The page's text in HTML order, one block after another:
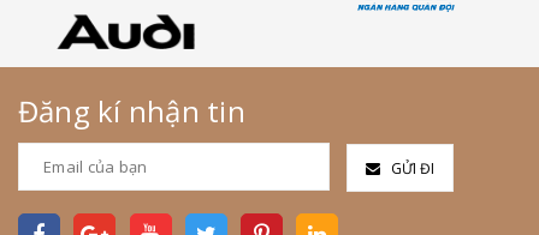
Đăng kí nhận tin
GỬI ĐI